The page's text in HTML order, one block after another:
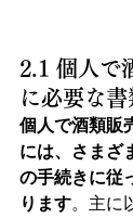
2.1 個人で
に必要な
個人で酒類販
には、さまざ
の手続きに従
ります。主に